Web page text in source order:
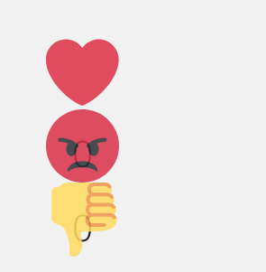
Лайк!
0
Агрессия!
0
Палец
вниз!